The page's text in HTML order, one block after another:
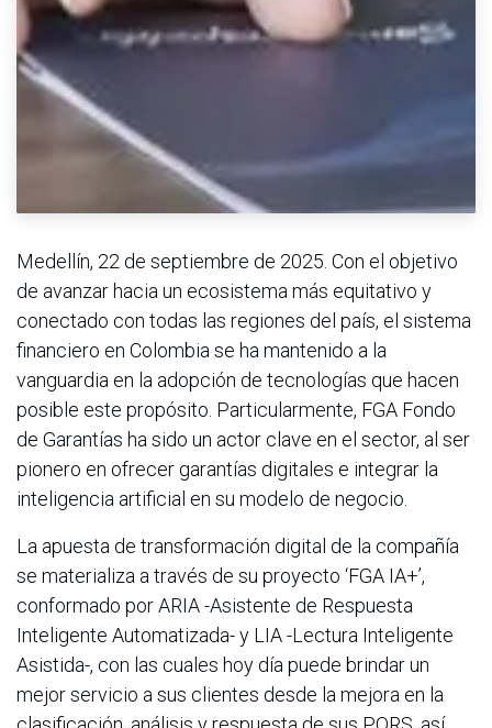
Medellín, 22 de septiembre de 2025. Con el objetivo
de avanzar hacia un ecosistema más equitativo y
conectado con todas las regiones del país, el sistema
financiero en Colombia se ha mantenido a la
vanguardia en la adopción de tecnologías que hacen
posible este propósito. Particularmente, FGA Fondo
de Garantías ha sido un actor clave en el sector, al ser
pionero en ofrecer garantías digitales e integrar la
inteligencia artificial en su modelo de negocio.
La apuesta de transformación digital de la compañía
se materializa a través de su proyecto ‘FGA IA+’,
conformado por ARIA -Asistente de Respuesta
Inteligente Automatizada- y LIA -Lectura Inteligente
Asistida-, con las cuales hoy día puede brindar un
mejor servicio a sus clientes desde la mejora en la